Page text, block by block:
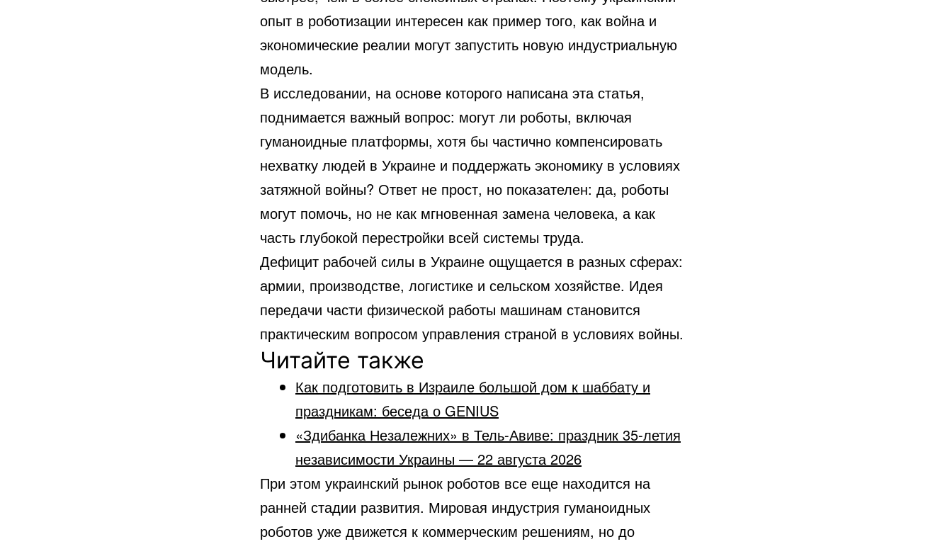
опыт в роботизации интересен как пример того, как война и
экономические реалии могут запустить новую индустриальную
модель.
В исследовании, на основе которого написана эта статья,
поднимается важный вопрос: могут ли роботы, включая
гуманоидные платформы, хотя бы частично компенсировать
нехватку людей в Украине и поддержать экономику в условиях
затяжной войны? Ответ не прост, но показателен: да, роботы
могут помочь, но не как мгновенная замена человека, а как
часть глубокой перестройки всей системы труда.
Дефицит рабочей силы в Украине ощущается в разных сферах:
армии, производстве, логистике и сельском хозяйстве. Идея
передачи части физической работы машинам становится
практическим вопросом управления страной в условиях войны.
Читайте также
Как подготовить в Израиле большой дом к шаббату и
праздникам: беседа о GENIUS
«Здибанка Незалежних» в Тель-Авиве: праздник 35-летия
независимости Украины — 22 августа 2026
При этом украинский рынок роботов все еще находится на
ранней стадии развития. Мировая индустрия гуманоидных
роботов уже движется к коммерческим решениям, но до